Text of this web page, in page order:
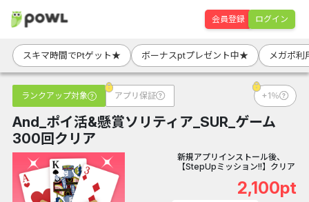
会員登録 ログイン
スキマ時間でPtゲット★ ボーナスptプレゼント中★ メガポ利
ランクアップ対象 アプリ保証 +1％
And_ポイ活&懸賞ソリティア_SUR_ゲーム
300回クリア
新規アプリインストール後、
【StepUpミッション!!】クリア
2,100pt